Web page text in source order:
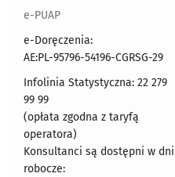
e-PUAP
e-Doręczenia:
AE:PL-95796-54196-CGRSG-29
Infolinia Statystyczna: 22 279
99 99
(opłata zgodna z taryfą
operatora)
Konsultanci są dostępni w dni
robocze: